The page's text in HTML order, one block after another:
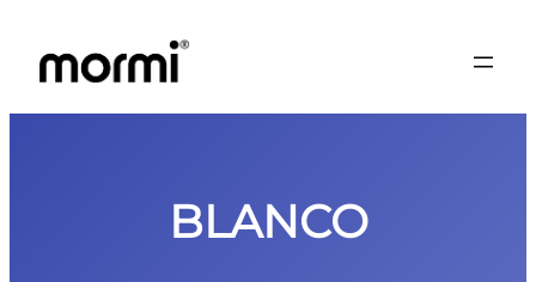
geç
BLANCO